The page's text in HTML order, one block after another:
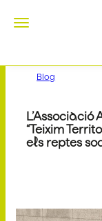
Toggle navigation
Blog
“Teixim
els reptes